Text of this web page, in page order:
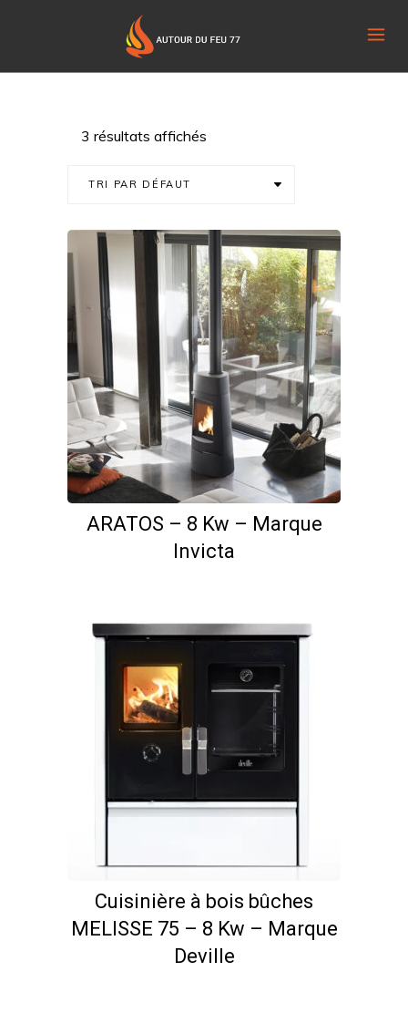
3 résultats affichés
TRI PAR DÉFAUT
ARATOS – 8 Kw – Marque
Invicta
Cuisinière à bois bûches
MELISSE 75 – 8 Kw – Marque
Deville